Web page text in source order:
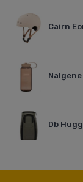
Cairn
Db